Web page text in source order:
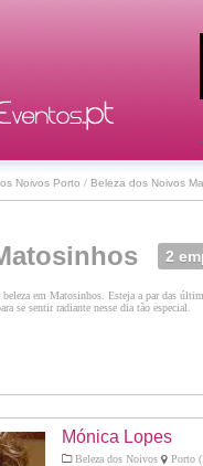
Noivos Porto / Beleza dos Noivos
2
em Matosinhos. Esteja a par das
se sentir radiante nesse dia tão especial.
Mónica Lopes
Beleza dos Noivos Porto